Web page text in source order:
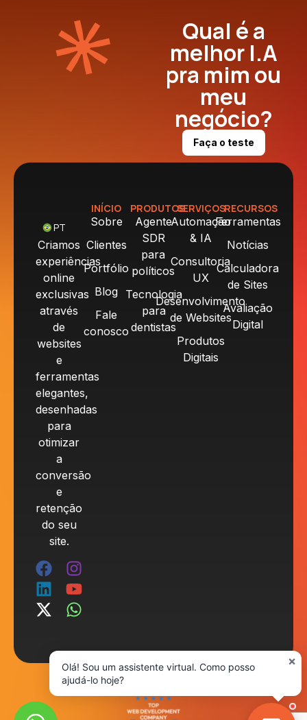
Qual é a
melhor I.A
pra mim ou
meu
negócio?
Faça o teste
PT
Criamos
experiências
online
exclusivas
através
de
websites
e
ferramentas
elegantes,
desenhadas
para
otimizar
a
conversão
e
retenção
do seu
site.
INÍCIO
Sobre
Clientes
Portfólio
Blog
Fale
conosco
PRODUTOS
Agente
SDR
para
políticos
Tecnologia
para
dentistas
SERVIÇOS
Automação
& IA
Consultoria
UX
Desenvolvimento
de Websites
Produtos
Digitais
RECURSOS
Ferramentas
Notícias
Calculadora
de Sites
Avaliação
Digital
×
Olá! Sou um assistente virtual. Como posso
ajudá-lo hoje?